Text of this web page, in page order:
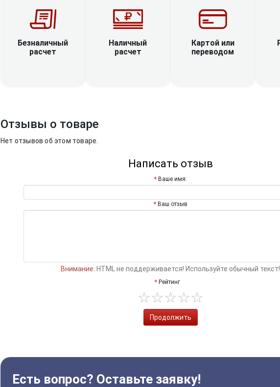
Безналичный
расчет
Наличный
расчет
Картой или
переводом
Отзывы о товаре
Нет отзывов об этом товаре.
Написать отзыв
Ваше имя:
Ваш отзыв
Внимание: HTML не поддерживается! Используйте обычный текст!
Рейтинг
Продолжить
Есть вопрос? Оставьте заявку!